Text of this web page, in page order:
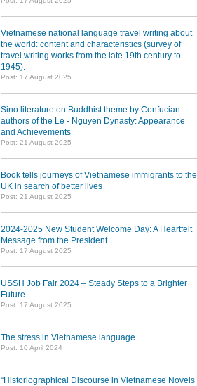
Vietnamese national language travel writing about
the world: content and characteristics (survey of
travel writing works from the late 19th century to
1945).
Post: 17 August 2025
Sino literature on Buddhist theme by Confucian
authors of the Le - Nguyen Dynasty: Appearance
and Achievements
Post: 21 August 2025
Book tells journeys of Vietnamese immigrants to the
UK in search of better lives
Post: 21 August 2025
2024-2025 New Student Welcome Day: A Heartfelt
Message from the President
Post: 17 August 2025
USSH Job Fair 2024 – Steady Steps to a Brighter
Future
Post: 17 August 2025
The stress in Vietnamese language
Post: 10 April 2024
“Historiographical Discourse in Vietnamese Novels